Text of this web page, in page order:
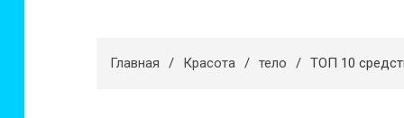
Главная Красота тело ТОП 10